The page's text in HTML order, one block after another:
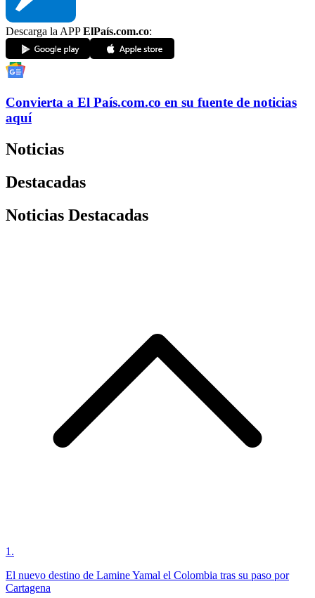
Descarga la APPElPaís.com.co:
Convierta a El País.com.co en su fuente de noticias
aquí
Noticias
Destacadas
Noticias Destacadas
1 .
El nuevo destino de Lamine Yamal el Colombia tras su paso por
Cartagena